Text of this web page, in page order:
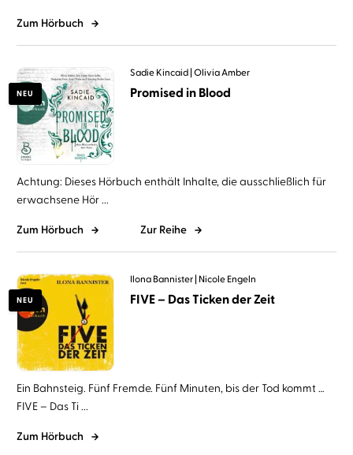
Zum Hörbuch
NEU
Sadie Kincaid Olivia Amber
Promised in Blood
Achtung: Dieses Hörbuch enthält Inhalte, die ausschließlich für
erwachsene Hör ...
Zum Hörbuch Zur Reihe
NEU
Ilona Bannister Nicole Engeln
FIVE – Das Ticken der Zeit
Ein Bahnsteig. Fünf Fremde. Fünf Minuten, bis der Tod kommt …
FIVE – Das Ti ...
Zum Hörbuch